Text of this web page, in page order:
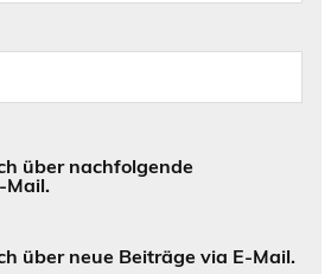
über nachfolgende
Mail.
über neue Beiträge via E-Mail.